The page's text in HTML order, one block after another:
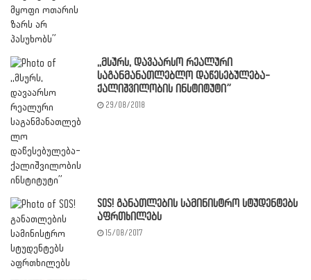
,,მსურს, დავაარსო რეალური
საგანმანათლებლო დაწესებულება-
ქალიშვილობის ინსტიტუტი”
29/08/2018
SOS! განათლების სამინისტრო სტუდენტებს
აფრთხილებს
15/08/2017